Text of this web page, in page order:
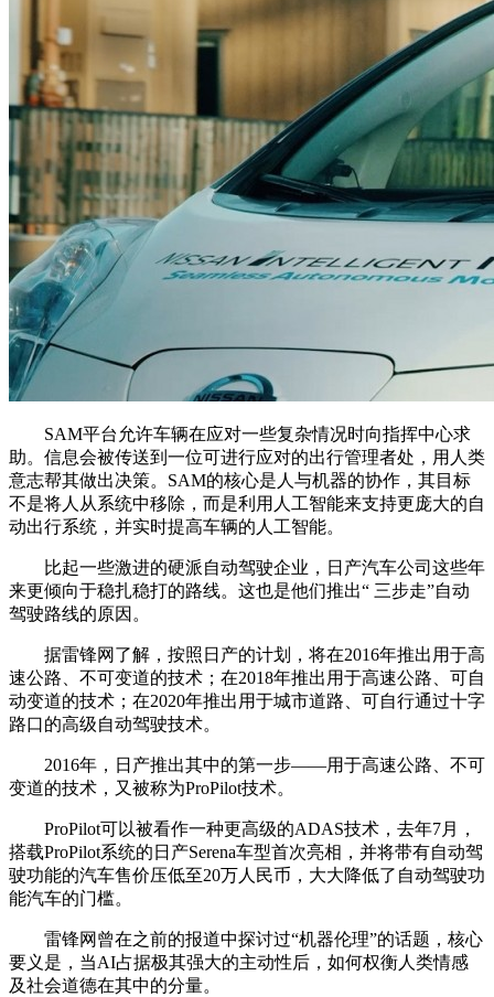
SAM平台允许车辆在应对一些复杂情况时向指挥中心求
助。信息会被传送到一位可进行应对的出行管理者处，用人类
意志帮其做出决策。SAM的核心是人与机器的协作，其目标
不是将人从系统中移除，而是利用人工智能来支持更庞大的自
动出行系统，并实时提高车辆的人工智能。
比起一些激进的硬派自动驾驶企业，日产汽车公司这些年
来更倾向于稳扎稳打的路线。这也是他们推出“ 三步走”自动
驾驶路线的原因。
据雷锋网了解，按照日产的计划，将在2016年推出用于高
速公路、不可变道的技术；在2018年推出用于高速公路、可自
动变道的技术；在2020年推出用于城市道路、可自行通过十字
路口的高级自动驾驶技术。
2016年，日产推出其中的第一步——用于高速公路、不可
变道的技术，又被称为ProPilot技术。
ProPilot可以被看作一种更高级的ADAS技术，去年7月，
搭载ProPilot系统的日产Serena车型首次亮相，并将带有自动驾
驶功能的汽车售价压低至20万人民币，大大降低了自动驾驶功
能汽车的门槛。
雷锋网曾在之前的报道中探讨过“机器伦理”的话题，核心
要义是，当AI占据极其强大的主动性后，如何权衡人类情感
及社会道德在其中的分量。